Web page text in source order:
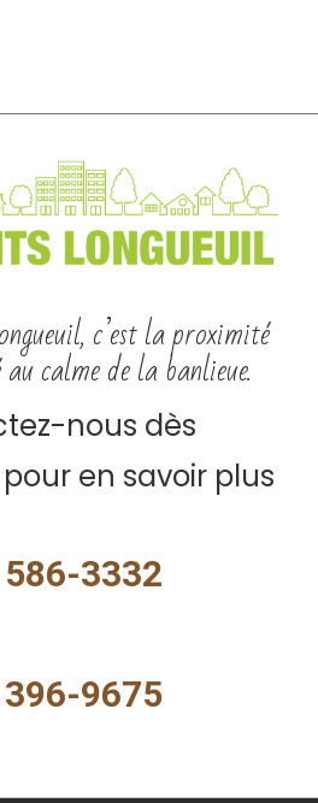
c’est la proximité
calme de la banlieue.
nous dès
en savoir plus
3332
9675